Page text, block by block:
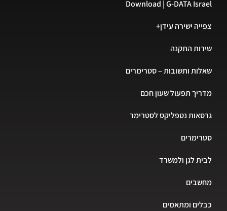
Download | G-DATA
ישירה עידן+
התקנה
ותשובות – סטרימרים
תפעול שעון חכם
נטפליקס לסטרימר
לגן ולמשרד
ומתאמים